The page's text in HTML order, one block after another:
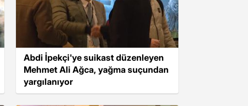
Abdi İpekçi'ye suikast düzenleyen
Mehmet Ali Ağca, yağma suçundan
yargılanıyor